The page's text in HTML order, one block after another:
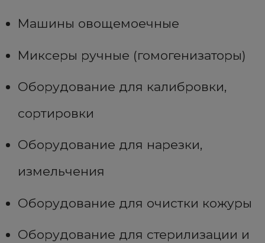
Машины овощемоечные
Миксеры ручные (гомогенизаторы)
Оборудование для калибровки,
сортировки
Оборудование для нарезки,
измельчения
Оборудование для очистки кожуры
Оборудование для стерилизации и